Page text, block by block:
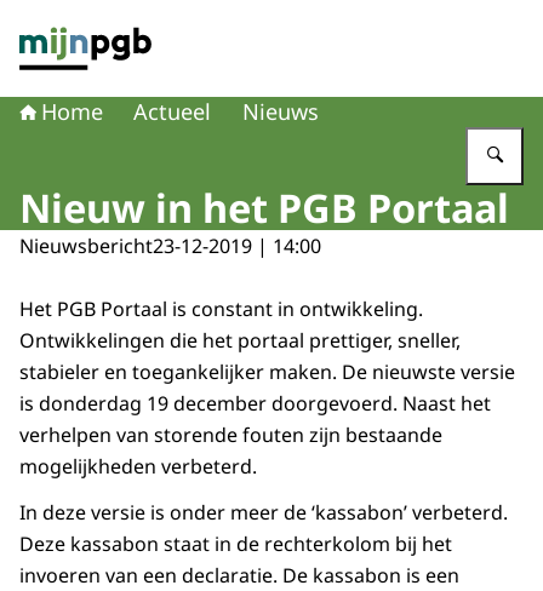
Home Actueel Nieuws
Nieuw in het PGB Portaal
Nieuwsbericht23-12-2019 | 14:00
Het PGB Portaal is constant in ontwikkeling.
Ontwikkelingen die het portaal prettiger, sneller,
stabieler en toegankelijker maken. De nieuwste versie
is donderdag 19 december doorgevoerd. Naast het
verhelpen van storende fouten zijn bestaande
mogelijkheden verbeterd.
In deze versie is onder meer de ‘kassabon’ verbeterd.
Deze kassabon staat in de rechterkolom bij het
invoeren van een declaratie. De kassabon is een